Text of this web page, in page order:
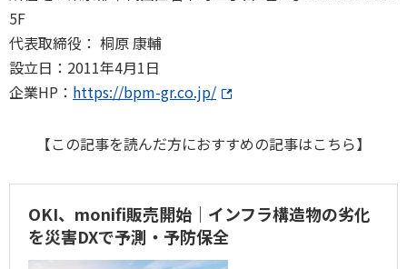
5F
代表取締役： 桐原 康輔
設立日：2011年4月1日
企業HP： https://bpm-gr.co.jp/
【この記事を読んだ方におすすめの記事はこちら】
OKI、monifi販売開始｜インフラ構造物の劣化
を災害DXで予測・予防保全